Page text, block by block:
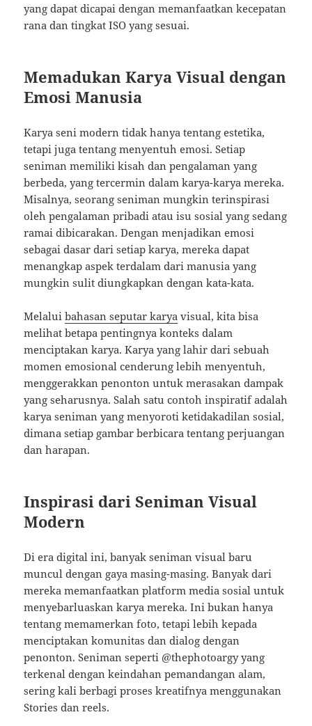
yang dapat dicapai dengan memanfaatkan kecepatan
rana dan tingkat ISO yang sesuai.
Memadukan Karya Visual dengan
Emosi Manusia
Karya seni modern tidak hanya tentang estetika,
tetapi juga tentang menyentuh emosi. Setiap
seniman memiliki kisah dan pengalaman yang
berbeda, yang tercermin dalam karya-karya mereka.
Misalnya, seorang seniman mungkin terinspirasi
oleh pengalaman pribadi atau isu sosial yang sedang
ramai dibicarakan. Dengan menjadikan emosi
sebagai dasar dari setiap karya, mereka dapat
menangkap aspek terdalam dari manusia yang
mungkin sulit diungkapkan dengan kata-kata.
Melaluibahasan seputar karya visual, kita bisa
melihat betapa pentingnya konteks dalam
menciptakan karya. Karya yang lahir dari sebuah
momen emosional cenderung lebih menyentuh,
menggerakkan penonton untuk merasakan dampak
yang seharusnya. Salah satu contoh inspiratif adalah
karya seniman yang menyoroti ketidakadilan sosial,
dimana setiap gambar berbicara tentang perjuangan
dan harapan.
Inspirasi dari Seniman Visual
Modern
Di era digital ini, banyak seniman visual baru
muncul dengan gaya masing-masing. Banyak dari
mereka memanfaatkan platform media sosial untuk
menyebarluaskan karya mereka. Ini bukan hanya
tentang memamerkan foto, tetapi lebih kepada
menciptakan komunitas dan dialog dengan
penonton. Seniman seperti @thephotoargy yang
terkenal dengan keindahan pemandangan alam,
sering kali berbagi proses kreatifnya menggunakan
Stories dan reels.